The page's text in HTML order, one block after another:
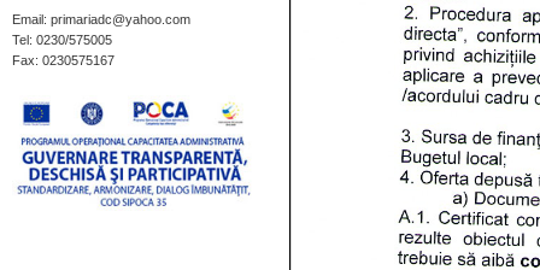
Email: primariadc@yahoo.com
Tel: 0230/575005
Fax: 0230575167